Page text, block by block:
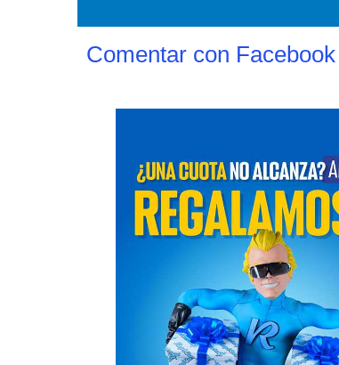
Comentar con Facebook